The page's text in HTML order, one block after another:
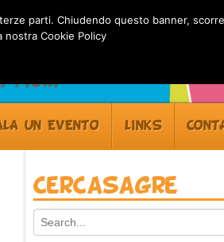
Fiori
UN EVENTO LINKS
Cercasagre
Search:
parti. Chiudendo questo banner,
nostra Cookie Policy